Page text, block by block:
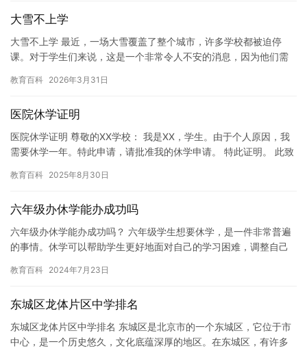
大雪不上学
大雪不上学 最近，一场大雪覆盖了整个城市，许多学校都被迫停
课。对于学生们来说，这是一个非常令人不安的消息，因为他们需
选择不…
教育百科 2026年3月31日
医院休学证明
医院休学证明 尊敬的XX学校： 我是XX，学生。由于个人原因，我
需要休学一年。特此申请，请批准我的休学申请。 特此证明。 此致
教育百科 2025年8月30日
六年级办休学能办成功吗
六年级办休学能办成功吗？ 六年级学生想要休学，是一件非常普遍
的事情。休学可以帮助学生更好地面对自己的学习困难，调整自己
是否…
教育百科 2024年7月23日
东城区龙体片区中学排名
东城区龙体片区中学排名 东城区是北京市的一个东城区，它位于市
中心，是一个历史悠久，文化底蕴深厚的地区。在东城区，有许多